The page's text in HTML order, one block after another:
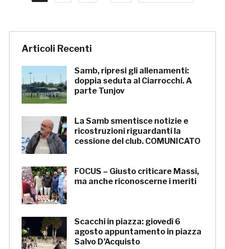
Articoli Recenti
Samb, ripresi gli allenamenti:
doppia seduta al Ciarrocchi. A
parte Tunjov
La Samb smentisce notizie e
ricostruzioni riguardanti la
cessione del club. COMUNICATO
FOCUS – Giusto criticare Massi,
ma anche riconoscerne i meriti
Scacchi in piazza: giovedì 6
agosto appuntamento in piazza
Salvo D’Acquisto